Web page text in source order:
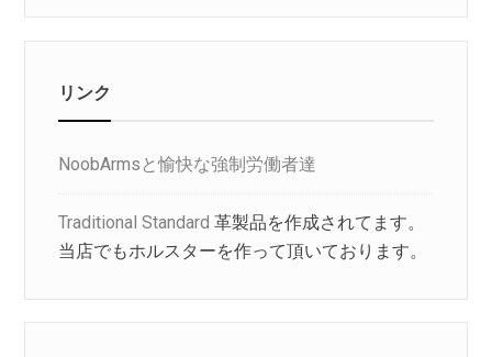
リンク
NoobArmsと愉快な強制労働者達
Traditional Standard 革製品を作成されてます。
当店でもホルスターを作って頂いております。